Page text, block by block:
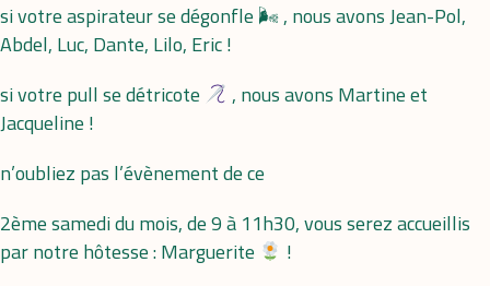
si votre aspirateur se dégonfle 🌬 , nous avons Jean-Pol,
Abdel, Luc, Dante, Lilo, Eric !
si votre pull se détricote
, nous avons Martine et
Jacqueline !
n’oubliez pas l’évènement de ce
2ème samedi du mois, de 9 à 11h30, vous serez accueillis
par notre hôtesse : Marguerite
!